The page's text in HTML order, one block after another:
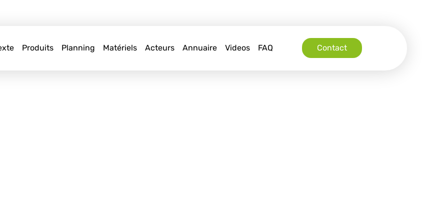
Produits Planning Matériels Acteurs Annuaire Videos FAQ Contact